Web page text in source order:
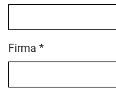
Firma *